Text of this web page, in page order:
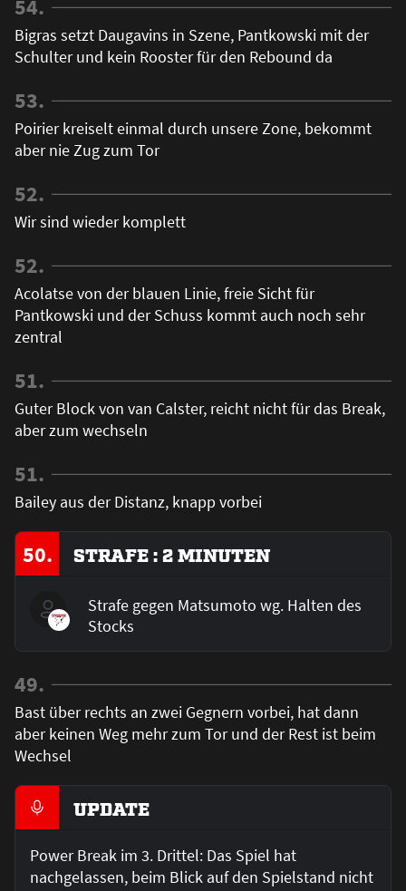
54.
Bigras setzt Daugavins in Szene, Pantkowski mit der
Schulter und kein Rooster für den Rebound da
53.
Poirier kreiselt einmal durch unsere Zone, bekommt
aber nie Zug zum Tor
52.
Wir sind wieder komplett
52.
Acolatse von der blauen Linie, freie Sicht für
Pantkowski und der Schuss kommt auch noch sehr
zentral
51.
Guter Block von van Calster, reicht nicht für das Break,
aber zum wechseln
51.
Bailey aus der Distanz, knapp vorbei
50. STRAFE : 2 MINUTEN
Strafe gegen Matsumoto wg. Halten des
Stocks
49.
Bast über rechts an zwei Gegnern vorbei, hat dann
aber keinen Weg mehr zum Tor und der Rest ist beim
Wechsel
UPDATE
Power Break im 3. Drittel: Das Spiel hat
nachgelassen, beim Blick auf den Spielstand nicht